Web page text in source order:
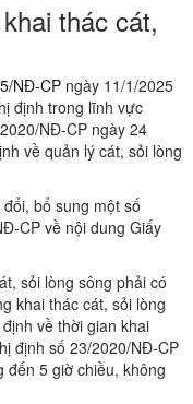
thác cát,
NĐ-CP ngày 11/1/2025
định trong lĩnh vực
NĐ-CP ngày 24
về quản lý cát, sỏi lòng
bổ sung một số
CP về nội dung Giấy
sỏi lòng sông phải có
khai thác cát, sỏi lòng
về thời gian khai
định số 23/2020/NĐ-CP
đến 5 giờ chiều, không